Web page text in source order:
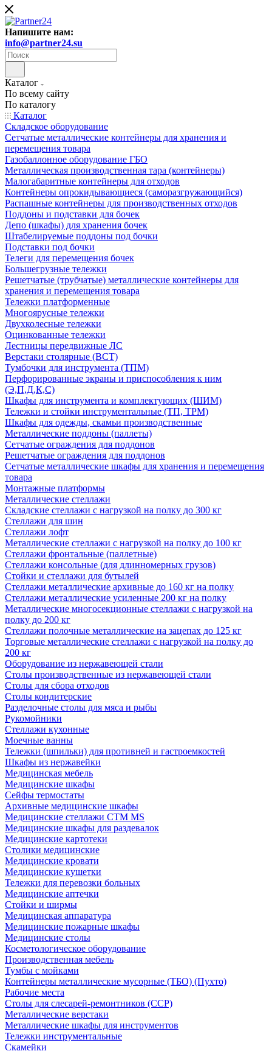
Напишите нам:
info@partner24.su
Каталог
По всему сайту
По каталогу
Каталог
Складское оборудование
Сетчатые металлические контейнеры для хранения и
перемещения товара
Газобаллонное оборудование ГБО
Металлическая производственная тара (контейнеры)
Малогабаритные контейнеры для отходов
Контейнеры опрокидывающиеся (саморазгружающийся)
Распашные контейнеры для производственных отходов
Поддоны и подставки для бочек
Депо (шкафы) для хранения бочек
Штабелируемые поддоны под бочки
Подставки под бочки
Телеги для перемещения бочек
Большегрузные тележки
Решетчатые (трубчатые) металлические контейнеры для
хранения и перемещения товара
Тележки платформенные
Многоярусные тележки
Двухколесные тележки
Оцинкованные тележки
Лестницы передвижные ЛС
Верстаки столярные (ВСТ)
Тумбочки для инструмента (ТПМ)
Перфорированные экраны и приспособления к ним
(Э,П,Д,К,С)
Шкафы для инструмента и комплектующих (ШИМ)
Тележки и стойки инструментальные (ТП, ТРМ)
Шкафы для одежды, скамьи производственные
Металлические поддоны (паллеты)
Сетчатые ограждения для поддонов
Решетчатые ограждения для поддонов
Сетчатые металлические шкафы для хранения и перемещения
товара
Монтажные платформы
Металлические стеллажи
Складские стеллажи с нагрузкой на полку до 300 кг
Стеллажи для шин
Стеллажи лофт
Металлические стеллажи с нагрузкой на полку до 100 кг
Стеллажи фронтальные (паллетные)
Стеллажи консольные (для длинномерных грузов)
Стойки и стеллажи для бутылей
Стеллажи металлические архивные до 160 кг на полку
Стеллажи металлические усиленные 200 кг на полку
Металлические многосекционные стеллажи с нагрузкой на
полку до 200 кг
Стеллажи полочные металлические на зацепах до 125 кг
Торговые металлические стеллажи с нагрузкой на полку до
200 кг
Оборудование из нержавеющей стали
Столы производственные из нержавеющей стали
Столы для сбора отходов
Столы кондитерские
Разделочные столы для мяса и рыбы
Рукомойники
Стеллажи кухонные
Моечные ванны
Тележки (шпильки) для противней и гастроемкостей
Шкафы из нержавейки
Медицинская мебель
Медицинские шкафы
Сейфы термостаты
Архивные медицинские шкафы
Медицинские стеллажи CTM MS
Медицинские шкафы для раздевалок
Медицинские картотеки
Столики медицинские
Медицинские кровати
Медицинские кушетки
Тележки для перевозки больных
Медицинские аптечки
Стойки и ширмы
Медицинская аппаратура
Медицинские пожарные шкафы
Медицинские столы
Косметологическое оборудование
Производственная мебель
Тумбы с мойками
Контейнеры металлические мусорные (ТБО) (Пухто)
Рабочие места
Столы для слесарей-ремонтников (ССР)
Металлические верстаки
Металлические шкафы для инструментов
Тележки инструментальные
Скамейки